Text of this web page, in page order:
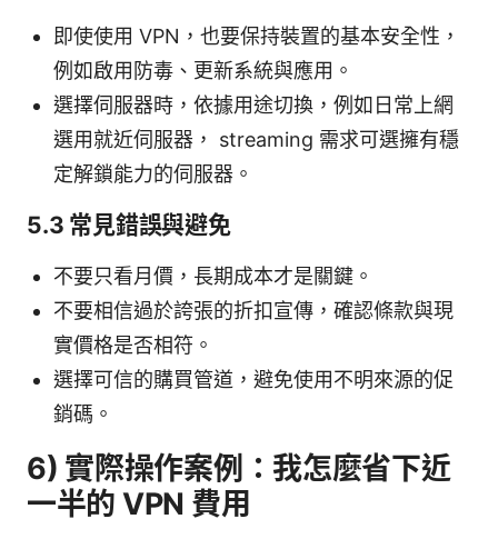
即使使用 VPN，也要保持裝置的基本安全性，
例如啟用防毒、更新系統與應用。
選擇伺服器時，依據用途切換，例如日常上網
選用就近伺服器， streaming 需求可選擁有穩
定解鎖能力的伺服器。
5.3 常見錯誤與避免
不要只看月價，長期成本才是關鍵。
不要相信過於誇張的折扣宣傳，確認條款與現
實價格是否相符。
選擇可信的購買管道，避免使用不明來源的促
銷碼。
6) 實際操作案例：我怎麼省下近
一半的 VPN 費用